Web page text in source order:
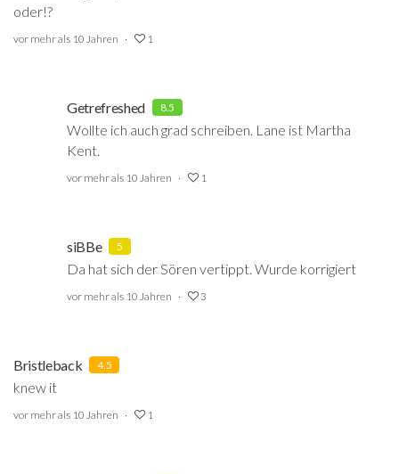
oder!?
vor mehr als 10 Jahren 1
Getrefreshed 8.5
Wollte ich auch grad schreiben. Lane ist Martha
Kent.
vor mehr als 10 Jahren 1
siBBe 5
Da hat sich der Sören vertippt. Wurde korrigiert
vor mehr als 10 Jahren 3
Bristleback 4.5
knew it
vor mehr als 10 Jahren 1